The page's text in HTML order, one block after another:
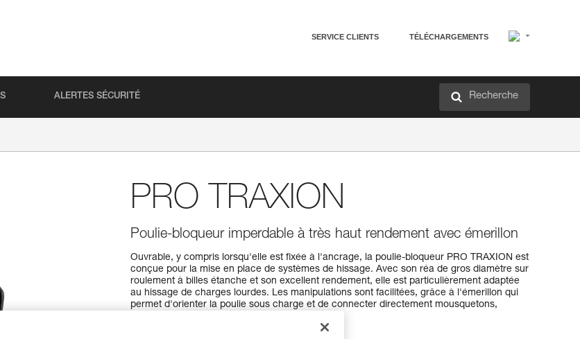
SERVICE CLIENTS TÉLÉCHARGEMENTS
ALERTES SÉCURITÉ Recherche
PRO TRAXION
Poulie-bloqueur imperdable à très haut rendement avec émerillon
Ouvrable, y compris lorsqu'elle est fixée à l'ancrage, la poulie-bloqueur PRO TRAXION est
conçue pour la mise en place de systèmes de hissage. Avec son réa de gros diamètre sur
roulement à billes étanche et son excellent rendement, elle est particulièrement adaptée
au hissage de charges lourdes. Les manipulations sont facilitées, grâce à l'émerillon qui
permet d'orienter la poulie sous charge et de connecter directement mousquetons,